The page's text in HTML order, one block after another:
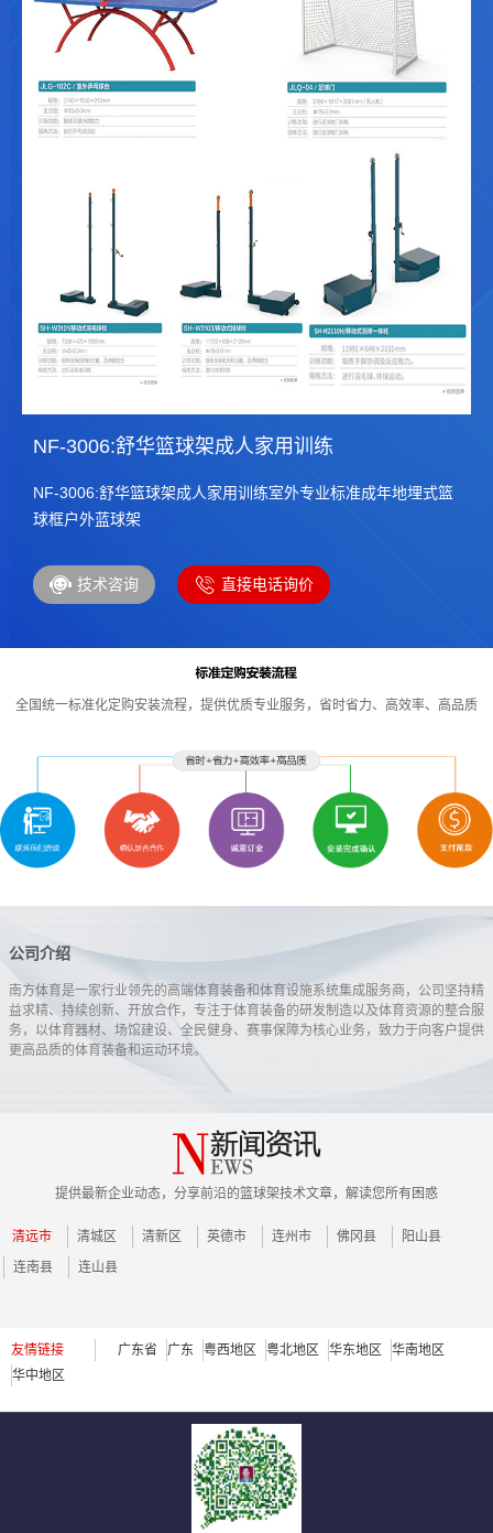
NF-3006:舒华篮球架成人家用训练
NF-3006:舒华篮球架成人家用训练室外专业标准成年地埋式篮
球框户外蓝球架
技术咨询 直接电话询价
全国统一标准化定购安装流程，提供优质专业服务，省时省力、高效率、高品质
公司介绍
南方体育是一家行业领先的高端体育装备和体育设施系统集成服务商，公司坚持精
益求精、持续创新、开放合作，专注于体育装备的研发制造以及体育资源的整合服
务，以体育器材、场馆建设、全民健身、赛事保障为核心业务，致力于向客户提供
更高品质的体育装备和运动环境。
提供最新企业动态，分享前沿的篮球架技术文章，解读您所有困惑
清远市 清城区 清新区 英德市 连州市 佛冈县
阳山县
连南县
连山县
友情链接 广东省 广东 粤西地区 粤北地区 华东地区
华南地区
华中地区